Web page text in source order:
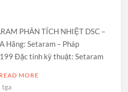
PHÂN TÍCH NHIỆT DSC –
Hãng: Setaram – Pháp
Đặc tính kỹ thuật: Setaram
READ MORE
tga